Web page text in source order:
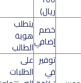
ريال)
خصم
إضافي
يتطلب
هوية
الطالب
توفير
في
على
الطلبات